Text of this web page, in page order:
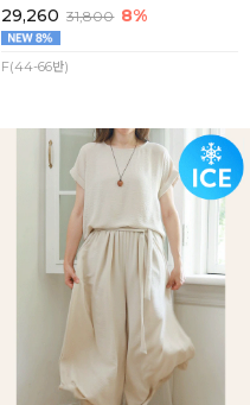
29,260 31,800 8%
F(44-66반)